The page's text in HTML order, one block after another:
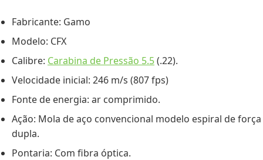
Fabricante: Gamo
Modelo: CFX
Calibre: Carabina de Pressão 5.5(.22).
Velocidade inicial: 246 m/s (807 fps)
Fonte de energia: ar comprimido.
Ação: Mola de aço convencional modelo espiral de força
dupla.
Pontaria: Com fibra óptica.